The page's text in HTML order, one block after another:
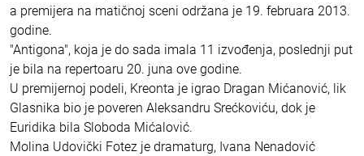
a premijera na matičnoj sceni održana je 19. februara 2013.
godine.
"Antigona", koja je do sada imala 11 izvođenja, poslednji put
je bila na repertoaru 20. juna ove godine.
U premijernoj podeli, Kreonta je igrao Dragan Mićanović, lik
Glasnika bio je poveren Aleksandru Srećkoviću, dok je
Euridika bila Sloboda Mićalović.
Molina Udovički Fotez je dramaturg, Ivana Nenadović